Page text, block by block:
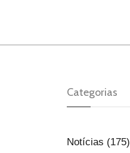
Categorias
Notícias (175)